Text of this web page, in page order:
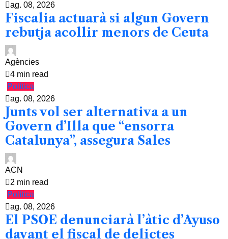
ag. 08, 2026
Fiscalia actuarà si algun Govern
rebutja acollir menors de Ceuta
Agències
4 min read
Política
ag. 08, 2026
Junts vol ser alternativa a un
Govern d’Illa que “ensorra
Catalunya”, assegura Sales
ACN
2 min read
Política
ag. 08, 2026
El PSOE denunciarà l’àtic d’Ayuso
davant el fiscal de delictes